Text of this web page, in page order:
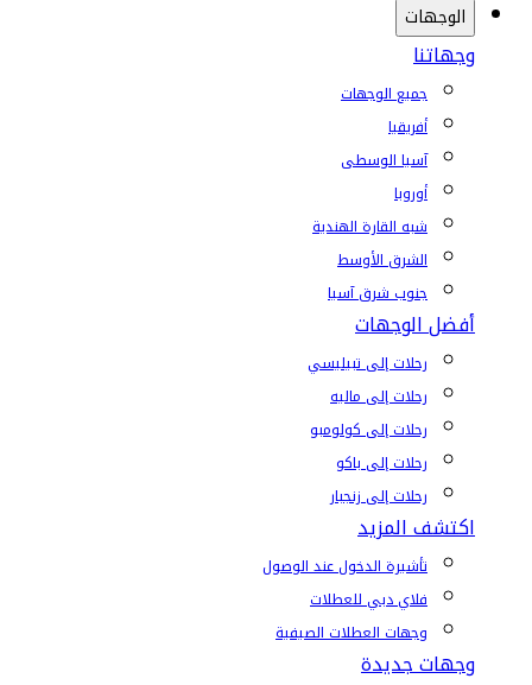
الوجهات
وجهاتنا
جميع الوجهات
أفريقيا
آسيا الوسطى
أوروبا
شبه القارة الهندية
الشرق الأوسط
جنوب شرق آسيا
أفضل الوجهات
رحلات إلى تبيليسي
رحلات إلى ماليه
رحلات إلى كولومبو
رحلات إلى باكو
رحلات إلى زنجبار
اكتشف المزيد
تأشيرة الدخول عند الوصول
فلاي دبي للعطلات
وجهات العطلات الصيفية
وجهات جديدة